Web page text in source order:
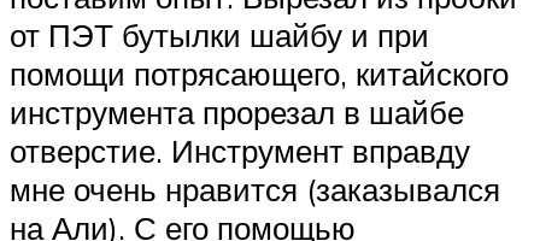
от ПЭТ бутылки шайбу и при
помощи потрясающего, китайского
инструмента прорезал в шайбе
отверстие. Инструмент вправду
мне очень нравится (заказывался
на Али). С его помощью